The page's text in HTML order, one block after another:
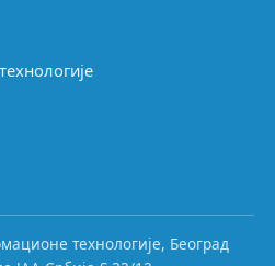
технологије, Београд